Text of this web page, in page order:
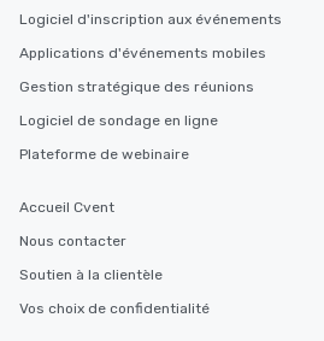
Logiciel d'inscription aux événements
Applications d'événements mobiles
Gestion stratégique des réunions
Logiciel de sondage en ligne
Plateforme de webinaire
Accueil Cvent
Nous contacter
Soutien à la clientèle
Vos choix de confidentialité